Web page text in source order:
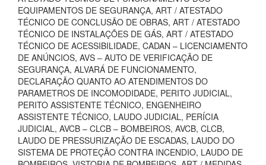
EQUIPAMENTOS DE SEGURANÇA, ART / ATESTADO
TÉCNICO DE CONCLUSÃO DE OBRAS, ART / ATESTADO
TÉCNICO DE INSTALAÇÕES DE GÁS, ART / ATESTADO
TÉCNICO DE ACESSIBILIDADE, CADAN – LICENCIAMENTO
DE ANÚNCIOS, AVS – AUTO DE VERIFICAÇÃO DE
SEGURANÇA, ALVARÁ DE FUNCIONAMENTO,
DECLARAÇÃO QUANTO AO ATENDIMENTOS DO
PARAMETROS DE INCOMODIDADE, PERITO JUDICIAL,
PERITO ASSISTENTE TÉCNICO, ENGENHEIRO
ASSISTENTE TÉCNICO, LAUDO JUDICIAL, PERÍCIA
JUDICIAL, AVCB – CLCB – BOMBEIROS, AVCB, CLCB,
LAUDO DE PRESSURIZAÇÃO DE ESCADAS, LAUDO DO
SISTEMA DE PROTEÇÃO CONTRA INCENDIO, LAUDO DE